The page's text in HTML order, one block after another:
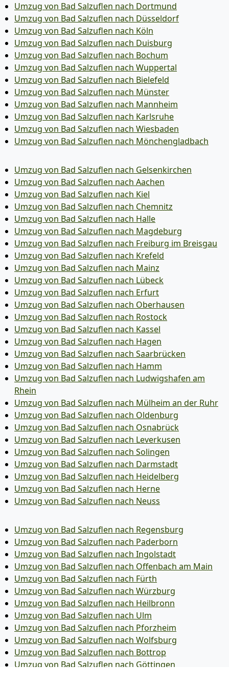
Umzug von Bad Salzuflen nach Dortmund
Umzug von Bad Salzuflen nach Düsseldorf
Umzug von Bad Salzuflen nach Köln
Umzug von Bad Salzuflen nach Duisburg
Umzug von Bad Salzuflen nach Bochum
Umzug von Bad Salzuflen nach Wuppertal
Umzug von Bad Salzuflen nach Bielefeld
Umzug von Bad Salzuflen nach Münster
Umzug von Bad Salzuflen nach Mannheim
Umzug von Bad Salzuflen nach Karlsruhe
Umzug von Bad Salzuflen nach Wiesbaden
Umzug von Bad Salzuflen nach Mönchen­gladbach
Umzug von Bad Salzuflen nach Gelsenkirchen
Umzug von Bad Salzuflen nach Aachen
Umzug von Bad Salzuflen nach Kiel
Umzug von Bad Salzuflen nach Chemnitz
Umzug von Bad Salzuflen nach Halle
Umzug von Bad Salzuflen nach Magdeburg
Umzug von Bad Salzuflen nach Freiburg im Breisgau
Umzug von Bad Salzuflen nach Krefeld
Umzug von Bad Salzuflen nach Mainz
Umzug von Bad Salzuflen nach Lübeck
Umzug von Bad Salzuflen nach Erfurt
Umzug von Bad Salzuflen nach Oberhausen
Umzug von Bad Salzuflen nach Rostock
Umzug von Bad Salzuflen nach Kassel
Umzug von Bad Salzuflen nach Hagen
Umzug von Bad Salzuflen nach Saarbrücken
Umzug von Bad Salzuflen nach Hamm
Umzug von Bad Salzuflen nach Ludwigshafen am
Rhein
Umzug von Bad Salzuflen nach Mülheim an der Ruhr
Umzug von Bad Salzuflen nach Oldenburg
Umzug von Bad Salzuflen nach Osnabrück
Umzug von Bad Salzuflen nach Leverkusen
Umzug von Bad Salzuflen nach Solingen
Umzug von Bad Salzuflen nach Darmstadt
Umzug von Bad Salzuflen nach Heidelberg
Umzug von Bad Salzuflen nach Herne
Umzug von Bad Salzuflen nach Neuss
Umzug von Bad Salzuflen nach Regensburg
Umzug von Bad Salzuflen nach Paderborn
Umzug von Bad Salzuflen nach Ingolstadt
Umzug von Bad Salzuflen nach Offenbach am Main
Umzug von Bad Salzuflen nach Fürth
Umzug von Bad Salzuflen nach Würzburg
Umzug von Bad Salzuflen nach Heilbronn
Umzug von Bad Salzuflen nach Ulm
Umzug von Bad Salzuflen nach Pforzheim
Umzug von Bad Salzuflen nach Wolfsburg
Umzug von Bad Salzuflen nach Bottrop
Umzug von Bad Salzuflen nach Göttingen